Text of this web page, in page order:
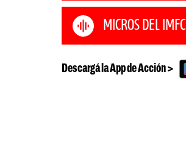
MICROS DEL IMFC
Descargá la App de Acción >